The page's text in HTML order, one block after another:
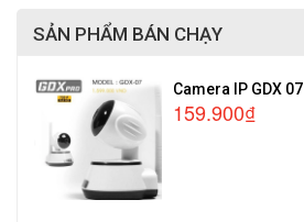
SẢN PHẨM BÁN CHẠY
Camera IP GDX 07
159.900₫